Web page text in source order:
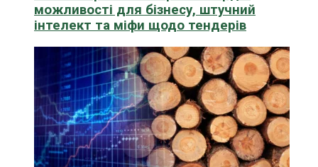
можливості для бізнесу, штучний
інтелект та міфи щодо тендерів